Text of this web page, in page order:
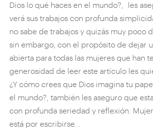
Dios lo qué haces en el mundo?, les
verá sus trabajos con profunda
no sabe de trabajos y quizás muy poco
sin embargo, con el propósito de dejar
abierta para todas las mujeres que han
generosidad de leer este artículo les
¿Y cómo crees que Dios imagina tu
el mundo?, también les aseguro que
con profunda seriedad y reflexión.
está por escribirse…